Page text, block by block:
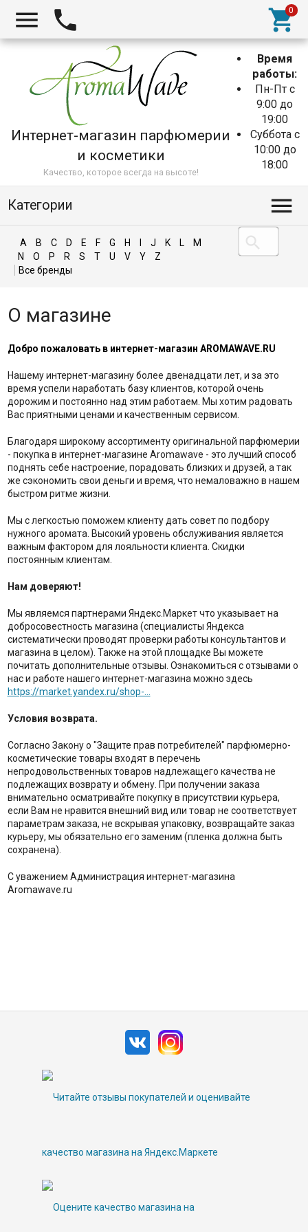
Интернет-магазин парфюмерии
и косметики
Качество, которое всегда на высоте!
Время
работы:
Пн-Пт с
9:00 до
19:00
Суббота с
10:00 до
18:00
Категории
A B C D E F G H J K L
M
N
O P R S T U V Y Z
О магазине
Добро пожаловать в интернет-магазин AROMAWAVE.RU
Нашему интернет-магазину более двенадцати лет, и за это
время успели наработать базу клиентов, которой очень
дорожим и постоянно над этим работаем. Мы хотим радовать
Вас приятными ценами и качественным сервисом.
Благодаря широкому ассортименту оригинальной парфюмерии
- покупка в интернет-магазине Aromawave - это лучший способ
поднять себе настроение, порадовать близких и друзей, а так
же сэкономить свои деньги и время, что немаловажно в нашем
быстром ритме жизни.
Мы с легкостью поможем клиенту дать совет по подбору
нужного аромата. Высокий уровень обслуживания является
важным фактором для лояльности клиента. Скидки
постоянным клиентам.
Нам доверяют!
Мы являемся партнерами Яндекс.Маркет что указывает на
добросовестность магазина (специалисты Яндекса
систематически проводят проверки работы консультантов и
магазина в целом). Также на этой площадке Вы можете
почитать дополнительные отзывы. Ознакомиться с отзывами о
нас и работе нашего интернет-магазина можно здесь
https://market.yandex.ru/shop-...
Условия возврата.
Согласно Закону о "Защите прав потребителей" парфюмерно-
косметические товары входят в перечень
непродовольственных товаров надлежащего качества не
подлежащих возврату и обмену. При получении заказа
внимательно осматривайте покупку в присутствии курьера,
если Вам не нравится внешний вид или товар не соответствует
параметрам заказа, не вскрывая упаковку, возвращайте заказ
курьеру, мы обязательно его заменим (пленка должна быть
сохранена).
С уважением Администрация интернет-магазина
Aromawave.ru